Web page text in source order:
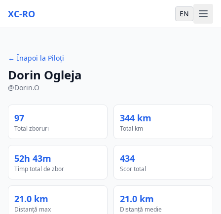
XC-RO EN
← Înapoi la Piloți
Dorin Ogleja
@Dorin.O
97
Total zboruri
344 km
Total km
52h 43m
Timp total de zbor
434
Scor total
21.0 km
Distanță max
21.0 km
Distanță medie